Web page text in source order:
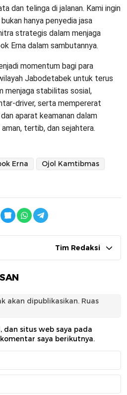
dan telinga di jalanan. Kami ingin
hanya penyedia jasa
strategis dalam menjaga
Erna dalam sambutannya.
momentum bagi para
Jabodetabek untuk terus
menjaga stabilitas sosial,
driver, serta mempererat
aparat keamanan dalam
tertib, dan sejahtera.
Erna
Ojol Kamtibmas
Tim Redaksi
akan dipublikasikan. Ruas
dan situs web saya pada
saya berikutnya.